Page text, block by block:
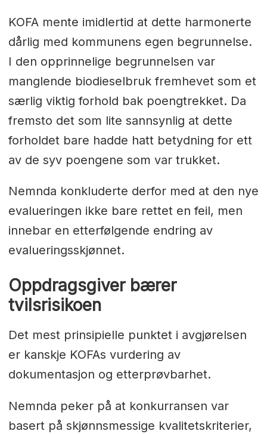
KOFA mente imidlertid at dette harmonerte
dårlig med kommunens egen begrunnelse.
I den opprinnelige begrunnelsen var
manglende biodieselbruk fremhevet som et
særlig viktig forhold bak poengtrekket. Da
fremsto det som lite sannsynlig at dette
forholdet bare hadde hatt betydning for ett
av de syv poengene som var trukket.
Nemnda konkluderte derfor med at den nye
evalueringen ikke bare rettet en feil, men
innebar en etterfølgende endring av
evalueringsskjønnet.
Oppdragsgiver bærer
tvilsrisikoen
Det mest prinsipielle punktet i avgjørelsen
er kanskje KOFAs vurdering av
dokumentasjon og etterprøvbarhet.
Nemnda peker på at konkurransen var
basert på skjønnsmessige kvalitetskriterier,